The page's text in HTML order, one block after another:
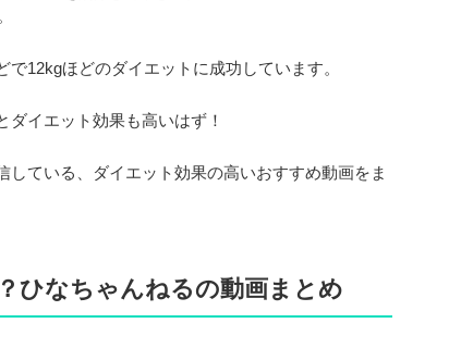
12kgほどのダイエットに成功しています。
イエット効果も高いはず！
ている、ダイエット効果の高いおすすめ動画をま
ひなちゃんねるの動画まとめ